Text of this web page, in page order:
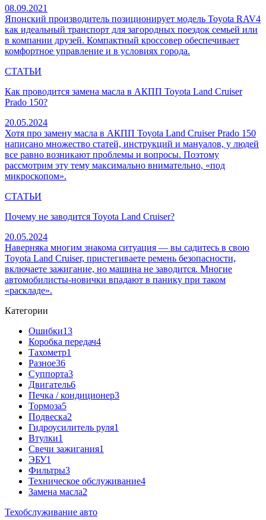
08.09.2021
Японский производитель позиционирует модель Toyota RAV4
как идеальный транспорт для загородных поездок семьей или
в компании друзей. Компактный кроссовер обеспечивает
комфортное управление и в условиях города.
СТАТЬИ
Как проводится замена масла в АКПП Toyota Land Cruiser
Prado 150?
20.05.2024
Хотя про замену масла в АКПП Toyota Land Cruiser Prado 150
написано множество статей, инструкций и мануалов, у людей
все равно возникают проблемы и вопросы. Поэтому
рассмотрим эту тему максимально внимательно, «под
микроскопом».
СТАТЬИ
Почему не заводится Toyota Land Cruiser?
20.05.2024
Наверняка многим знакома ситуация — вы садитесь в свою
Toyota Land Cruiser, пристегиваете ремень безопасности,
включаете зажигание, но машина не заводится. Многие
автомобилисты-новички впадают в панику при таком
«раскладе».
Категории
Ошибки13
Коробка передач4
Тахометр1
Разное36
Cуппорта3
Двигатель6
Печка / кондиционер3
Тормоза5
Подвеска2
Гидроусилитель руля1
Втулки1
Свечи зажигания1
ЭБУ1
Фильтры3
Техническое обслуживание4
Замена масла2
Техобслуживание авто